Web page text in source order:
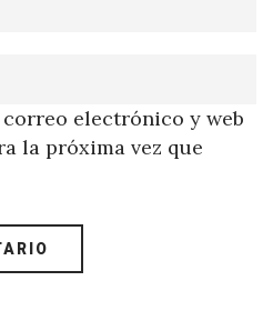
electrónico y web
la próxima vez que